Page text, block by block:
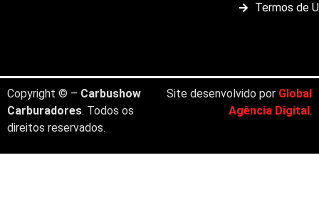
Termos de
Copyright © – Carbushow
Carburadores. Todos os
direitos reservados.
Site desenvolvido por Global
Agência Digital.